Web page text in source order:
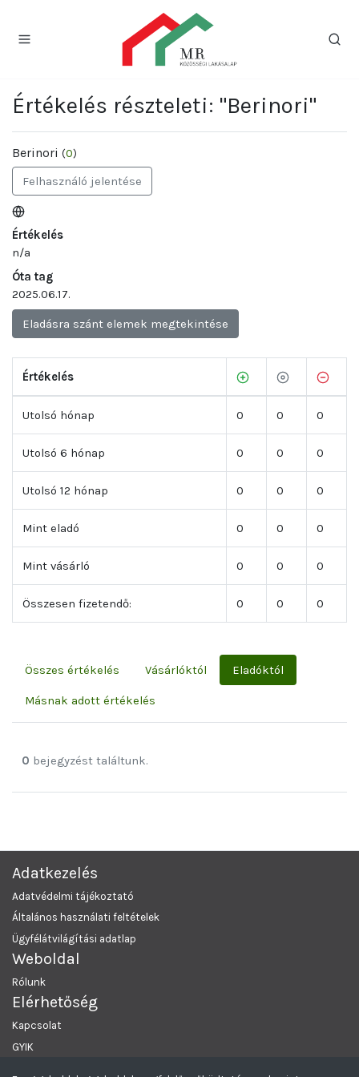
Értékelés részteleti: "Berinori"
Berinori (0)
Felhasználó jelentése
Értékelés
n/a
Óta tag
2025.06.17.
Eladásra szánt elemek megtekintése
Értékelés
Utolsó hónap 0 0 0
Utolsó 6 hónap 0 0 0
Utolsó 12 hónap 0 0 0
Mint eladó 0 0 0
Mint vásárló 0 0 0
Összesen fizetendő: 0 0 0
Összes értékelés Vásárlóktól Eladóktól
Másnak adott értékelés
0 bejegyzést találtunk.
Adatkezelés
Adatvédelmi tájékoztató
Általános használati feltételek
Ügyfélátvilágítási adatlap
Weboldal
Rólunk
Elérhetőség
Kapcsolat
GYIK